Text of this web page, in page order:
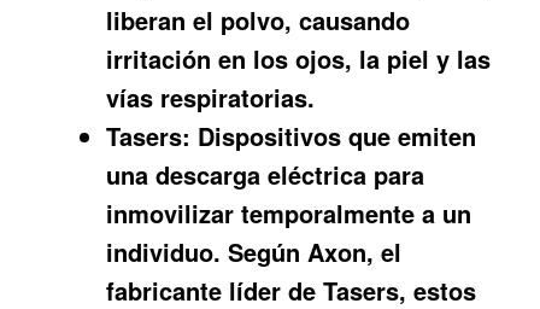
liberan el polvo, causando
irritación en los ojos, la piel y las
vías respiratorias.
Tasers: Dispositivos que emiten
una descarga eléctrica para
inmovilizar temporalmente a un
individuo. Según Axon, el
fabricante líder de Tasers, estos